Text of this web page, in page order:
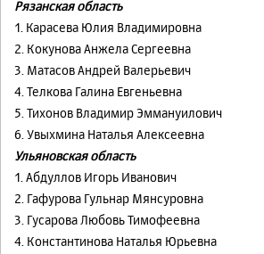
Рязанская область
1. Карасева Юлия Владимировна
2. Кокунова Анжела Сергеевна
3. Матасов Андрей Валерьевич
4. Телкова Галина Евгеньевна
5. Тихонов Владимир Эммануилович
6. Увыхмина Наталья Алексеевна
Ульяновская область
1. Абдуллов Игорь Иванович
2. Гафурова Гульнар Мянсуровна
3. Гусарова Любовь Тимофеевна
4. Константинова Наталья Юрьевна